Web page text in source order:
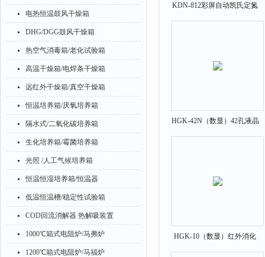
电热恒温鼓风干燥箱
DHG/DGG鼓风干燥箱
热空气消毒箱/老化试验箱
高温干燥箱/电焊条干燥箱
远红外干燥箱/真空干燥箱
恒温培养箱/厌氧培养箱
隔水式/二氧化碳培养箱
生化培养箱/霉菌培养箱
光照 /人工气候培养箱
恒温恒湿培养箱/恒温器
低温恒温槽/稳定性试验箱
COD回流消解器 热解吸装置
1000℃箱式电阻炉/马弗炉
1200℃箱式电阻炉/马福炉
KDN-812彩屏自动凯氏定氮
仪0.1mg～240mg氮
HGK-42N（数显）42孔液晶
红外消化炉
HGK-10（数显）红外消化
炉土壤/矿石等检测